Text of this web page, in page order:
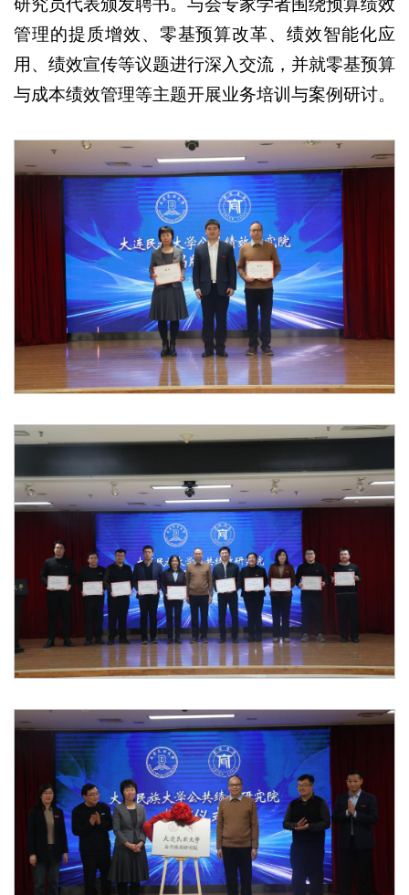
研究员代表颁发聘书。与会专家学者围绕预算绩效
管理的提质增效、零基预算改革、绩效智能化应
用、绩效宣传等议题进行深入交流，并就零基预算
与成本绩效管理等主题开展业务培训与案例研讨。